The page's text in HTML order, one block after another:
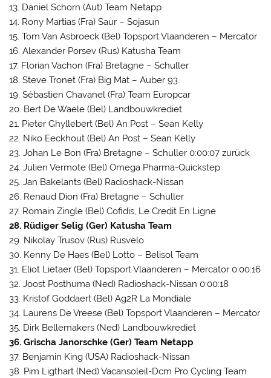
13. Daniel Schorn (Aut) Team Netapp
14. Rony Martias (Fra) Saur – Sojasun
15. Tom Van Asbroeck (Bel) Topsport Vlaanderen – Mercator
16. Alexander Porsev (Rus) Katusha Team
17. Florian Vachon (Fra) Bretagne – Schuller
18. Steve Tronet (Fra) Big Mat – Auber 93
19. Sébastien Chavanel (Fra) Team Europcar
20. Bert De Waele (Bel) Landbouwkrediet
21. Pieter Ghyllebert (Bel) An Post – Sean Kelly
22. Niko Eeckhout (Bel) An Post – Sean Kelly
23. Johan Le Bon (Fra) Bretagne – Schuller 0:00:07 zurück
24. Julien Vermote (Bel) Omega Pharma-Quickstep
25. Jan Bakelants (Bel) Radioshack-Nissan
26. Renaud Dion (Fra) Bretagne – Schuller
27. Romain Zingle (Bel) Cofidis, Le Credit En Ligne
28. Rüdiger Selig (Ger) Katusha Team
29. Nikolay Trusov (Rus) Rusvelo
30. Kenny De Haes (Bel) Lotto – Belisol Team
31. Eliot Lietaer (Bel) Topsport Vlaanderen – Mercator 0:00:16
32. Joost Posthuma (Ned) Radioshack-Nissan 0:00:18
33. Kristof Goddaert (Bel) Ag2R La Mondiale
34. Laurens De Vreese (Bel) Topsport Vlaanderen – Mercator
35. Dirk Bellemakers (Ned) Landbouwkrediet
36. Grischa Janorschke (Ger) Team Netapp
37. Benjamin King (USA) Radioshack-Nissan
38. Pim Ligthart (Ned) Vacansoleil-Dcm Pro Cycling Team